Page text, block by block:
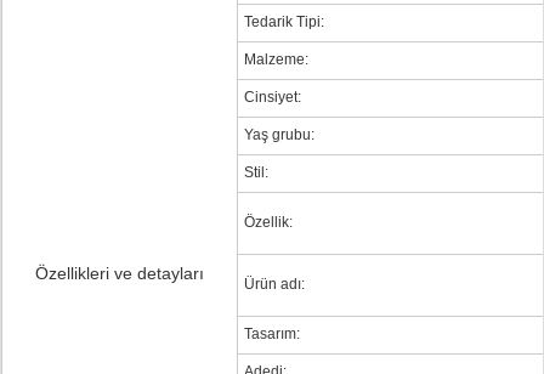
Özellikleri ve detayları
Tedarik Tipi:
Malzeme:
Cinsiyet:
Yaş grubu:
Stil:
Özellik:
Ürün adı:
Tasarım: